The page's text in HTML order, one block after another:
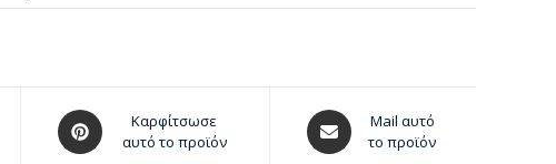
Καρφίτσωσε
αυτό το προϊόν
Mail αυτό
το προϊόν